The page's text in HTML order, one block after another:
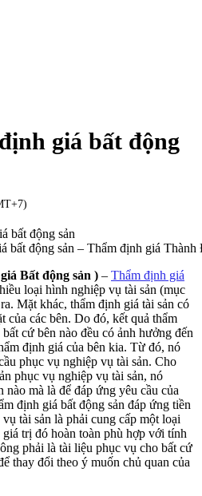
giá bất động
bất động sản – Thẩm định giá Thành
Bất động sản ) – Thẩm định giá
loại hình nghiệp vụ tài sản (mục
Mặt khác, thẩm định giá tài sản có
của các bên. Do đó, kết quả thẩm
cứ bên nào đều có ảnh hưởng đến
định giá của bên kia. Từ đó, nó
phục vụ nghiệp vụ tài sản. Cho
phục vụ nghiệp vụ tài sản, nó
mà là để đáp ứng yêu cầu của
định giá bất động sản đáp ứng tiền
tài sản là phải cung cấp một loại
trị đó hoàn toàn phù hợp với tính
phải là tài liệu phục vụ cho bất cứ
thay đổi theo ý muốn chủ quan của